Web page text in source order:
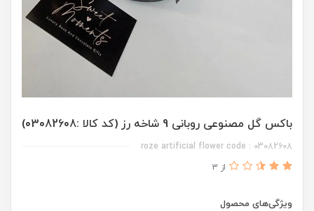
باکس گل مصنوعی روبانی 9 شاخه رز (کد کالا :03082608)
roze artificial flower code : 03082608
از 3
ویژگی‌های محصول